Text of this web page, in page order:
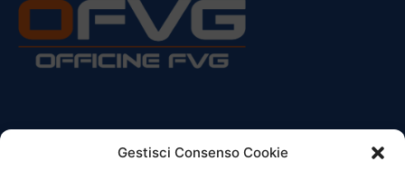
Gestisci Consenso Cookie